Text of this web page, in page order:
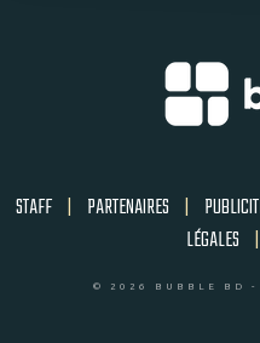
STAFF | PARTENAIRES |
LÉGALES |
© 2026 BUBBLE BD -